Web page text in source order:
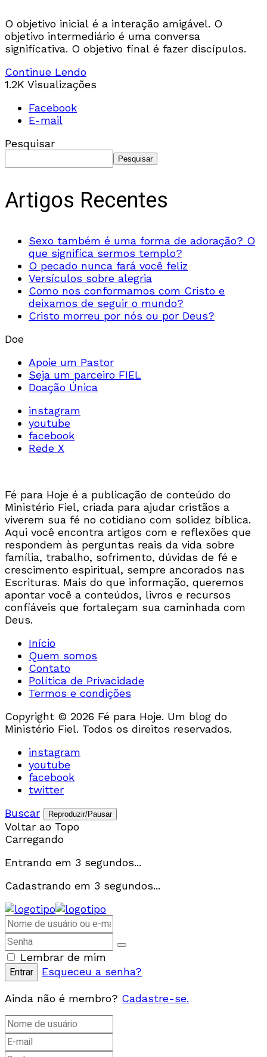
O objetivo inicial é a interação amigável. O
objetivo intermediário é uma conversa
significativa. O objetivo final é fazer discípulos.
Continue Lendo
1.2K Visualizações
Facebook
E-mail
Pesquisar
Pesquisar
Artigos Recentes
Sexo também é uma forma de adoração? O
que significa sermos templo?
O pecado nunca fará você feliz
Versículos sobre alegria
Como nos conformamos com Cristo e
deixamos de seguir o mundo?
Cristo morreu por nós ou por Deus?
Doe
Apoie um Pastor
Seja um parceiro FIEL
Doação Única
instagram
youtube
facebook
Rede X
Fé para Hoje é a publicação de conteúdo do
Ministério Fiel, criada para ajudar cristãos a
viverem sua fé no cotidiano com solidez bíblica.
Aqui você encontra artigos com e reflexões que
respondem às perguntas reais da vida sobre
família, trabalho, sofrimento, dúvidas de fé e
crescimento espiritual, sempre ancorados nas
Escrituras. Mais do que informação, queremos
apontar você a conteúdos, livros e recursos
confiáveis que fortaleçam sua caminhada com
Deus.
Início
Quem somos
Contato
Política de Privacidade
Termos e condições
Copyright © 2026 Fé para Hoje. Um blog do
Ministério Fiel. Todos os direitos reservados.
instagram
youtube
facebook
twitter
Buscar
Reproduzir/Pausar
Voltar ao Topo
Carregando
Entrando em 3 segundos...
Cadastrando em 3 segundos...
Lembrar de mim
Esqueceu a senha?
Ainda não é membro? Cadastre-se.